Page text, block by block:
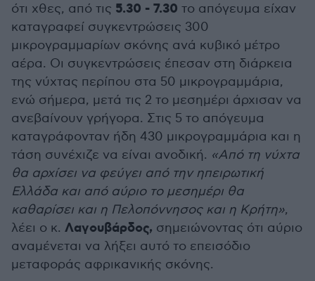
ότι χθες, από τις 5.30 - 7.30 το απόγευμα είχαν
καταγραφεί συγκεντρώσεις 300
μικρογραμμαρίων σκόνης ανά κυβικό μέτρο
αέρα. Οι συγκεντρώσεις έπεσαν στη διάρκεια
της νύχτας περίπου στα 50 μικρογραμμάρια,
ενώ σήμερα, μετά τις 2 το μεσημέρι άρχισαν να
ανεβαίνουν γρήγορα. Στις 5 το απόγευμα
καταγράφονταν ήδη 430 μικρογραμμάρια και η
τάση συνέχιζε να είναι ανοδική. «Από τη νύχτα
θα αρχίσει να φεύγει από την ηπειρωτική
Ελλάδα και από αύριο το μεσημέρι θα
καθαρίσει και η Πελοπόννησος και η Κρήτη»,
λέει ο κ. Λαγουβάρδος, σημειώνοντας ότι αύριο
αναμένεται να λήξει αυτό το επεισόδιο
μεταφοράς αφρικανικής σκόνης.